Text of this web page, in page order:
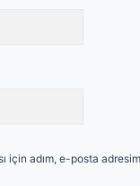
için adım, e-posta